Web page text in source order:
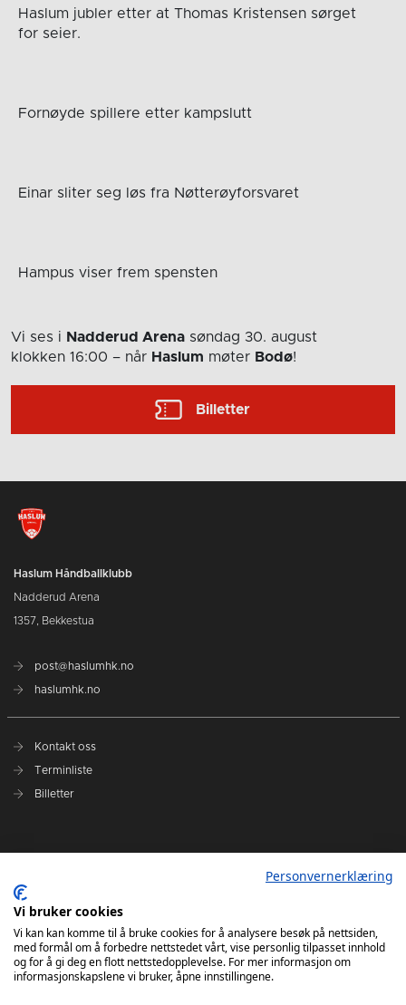
Haslum jubler etter at Thomas Kristensen sørget
for seier.
Fornøyde spillere etter kampslutt
Einar sliter seg løs fra Nøtterøyforsvaret
Hampus viser frem spensten
Vi ses i Nadderud Arena søndag 30. august
klokken 16:00 – når Haslum møter Bodø!
Billetter
Haslum Håndballklubb
Nadderud Arena
1357, Bekkestua
post@haslumhk.no
haslumhk.no
Kontakt oss
Terminliste
Billetter
Ansvarlig redaktør: Tore Solberg
Personvernerklæring
Vi bruker cookies
Vi kan kan komme til å bruke cookies for å analysere besøk på nettsiden,
med formål om å forbedre nettstedet vårt, vise personlig tilpasset innhold
og for å gi deg en flott nettstedopplevelse. For mer informasjon om
informasjonskapslene vi bruker, åpne innstillingene.